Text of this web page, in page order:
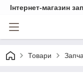
Інтернет-магазин
Товари